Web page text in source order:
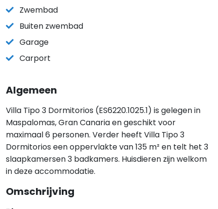
Zwembad
Buiten zwembad
Garage
Carport
Algemeen
Villa Tipo 3 Dormitorios (ES6220.1025.1) is gelegen in
Maspalomas, Gran Canaria en geschikt voor
maximaal 6 personen. Verder heeft Villa Tipo 3
Dormitorios een oppervlakte van 135 m² en telt het 3
slaapkamersen 3 badkamers. Huisdieren zijn welkom
in deze accommodatie.
Omschrijving